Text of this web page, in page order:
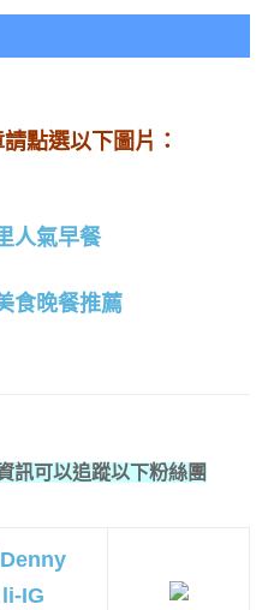
點選以下圖片：
訊可以追蹤以下粉絲團